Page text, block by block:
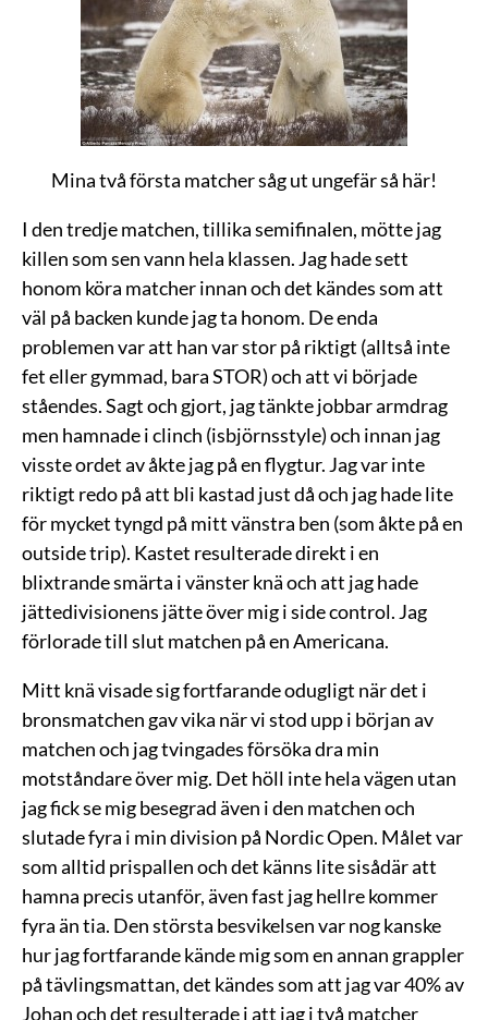
Mina två första matcher såg ut ungefär så här!
I den tredje matchen, tillika semifinalen, mötte jag
killen som sen vann hela klassen. Jag hade sett
honom köra matcher innan och det kändes som att
väl på backen kunde jag ta honom. De enda
problemen var att han var stor på riktigt (alltså inte
fet eller gymmad, bara STOR) och att vi började
ståendes. Sagt och gjort, jag tänkte jobbar armdrag
men hamnade i clinch (isbjörnsstyle) och innan jag
visste ordet av åkte jag på en flygtur. Jag var inte
riktigt redo på att bli kastad just då och jag hade lite
för mycket tyngd på mitt vänstra ben (som åkte på en
outside trip). Kastet resulterade direkt i en
blixtrande smärta i vänster knä och att jag hade
jättedivisionens jätte över mig i side control. Jag
förlorade till slut matchen på en Americana.
Mitt knä visade sig fortfarande odugligt när det i
bronsmatchen gav vika när vi stod upp i början av
matchen och jag tvingades försöka dra min
motståndare över mig. Det höll inte hela vägen utan
jag fick se mig besegrad även i den matchen och
slutade fyra i min division på Nordic Open. Målet var
som alltid prispallen och det känns lite sisådär att
hamna precis utanför, även fast jag hellre kommer
fyra än tia. Den största besvikelsen var nog kanske
hur jag fortfarande kände mig som en annan grappler
på tävlingsmattan, det kändes som att jag var 40% av
Johan och det resulterade i att jag i två matcher